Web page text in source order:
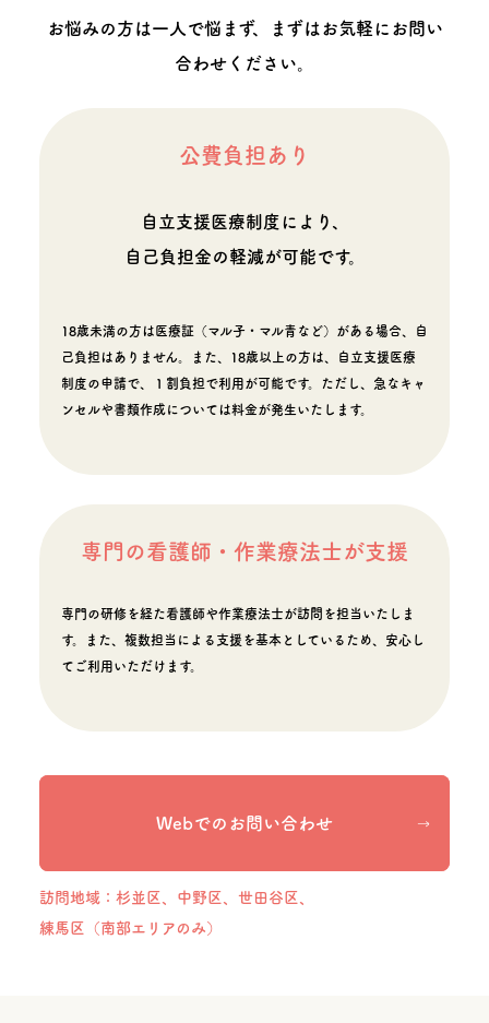
お悩みの方は一人で悩まず、まずはお気軽にお問い
合わせください。
公費負担あり
自立支援医療制度により、
自己負担金の軽減が可能です。
18歳未満の方は医療証（マル子・マル青など）がある場合、自
己負担はありません。また、18歳以上の方は、自立支援医療
制度の申請で、１割負担で利用が可能です。ただし、急なキャ
ンセルや書類作成については料金が発生いたします。
専門の看護師・作業療法士が支援
専門の研修を経た看護師や作業療法士が訪問を担当いたしま
す。また、複数担当による支援を基本としているため、安心し
てご利用いただけます。
Webでのお問い合わせ
訪問地域：杉並区、中野区、世田谷区、
練馬区（南部エリアのみ）